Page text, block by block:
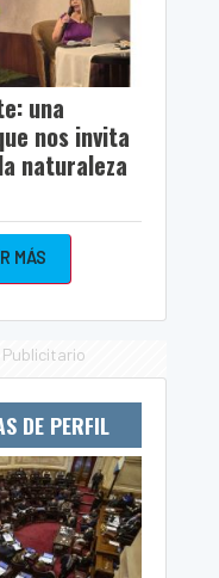
una
nos invita
naturaleza
MÁS
Publicitario
DE PERFIL